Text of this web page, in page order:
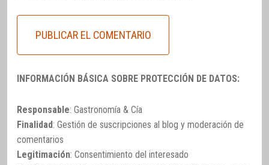
INFORMACIÓN BÁSICA SOBRE PROTECCIÓN DE DATOS:
Responsable: Gastronomía & Cía
Finalidad: Gestión de suscripciones al blog y moderación de
comentarios
Legitimación: Consentimiento del interesado